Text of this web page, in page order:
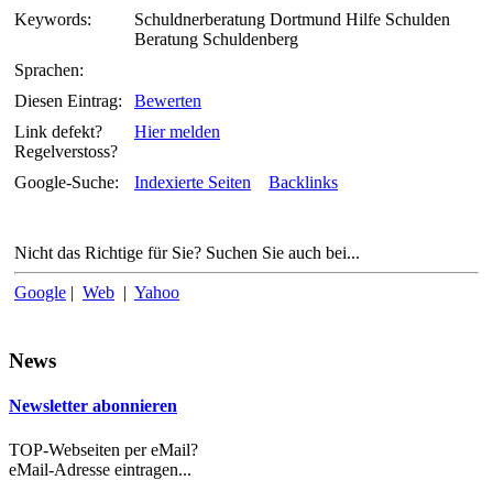
Keywords:
Schuldnerberatung Dortmund Hilfe Schulden
Beratung Schuldenberg
Sprachen:
Diesen Eintrag:
Bewerten
Link defekt?
Regelverstoss?
Hier melden
Google-Suche: Indexierte Seiten Backlinks
Nicht das Richtige für Sie? Suchen Sie auch bei...
Google | Web | Yahoo
News
Newsletter abonnieren
TOP-Webseiten per eMail?
eMail-Adresse eintragen...